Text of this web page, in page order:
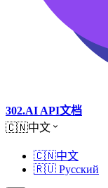
302.AI API文档
🇨🇳中文
🇨🇳中文
🇷🇺 Русский